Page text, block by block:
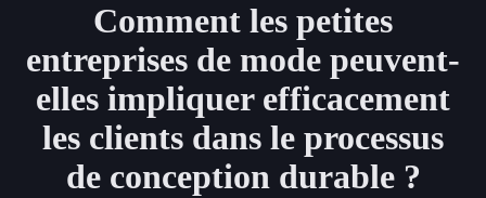
Comment les petites
entreprises de mode peuvent-
elles impliquer efficacement
les clients dans le processus
de conception durable ?